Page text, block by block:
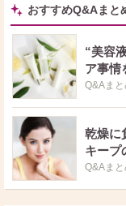
おすすめQ&Aまと
“美容
ア事情
Q&Aまと
乾燥に
キープ
Q&Aまと